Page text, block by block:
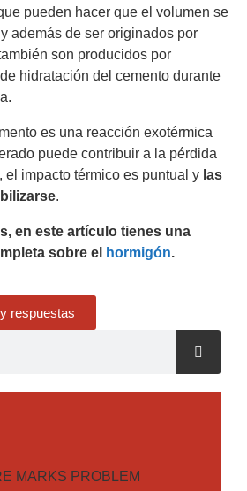
pueden hacer que el volumen se
además de ser originados por
son producidos por
hidratación del cemento durante
es una reacción exotérmica
puede contribuir a la pérdida
el impacto térmico es puntual y las
.
en este artículo tienes una
sobre el
hormigón.
respuestas